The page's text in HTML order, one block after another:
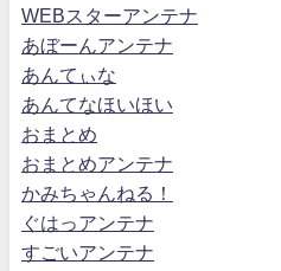
WEBスターアンテナ
あぼーんアンテナ
あんてぃな
あんてなほいほい
おまとめ
おまとめアンテナ
かみちゃんねる！
ぐはっアンテナ
すごいアンテナ